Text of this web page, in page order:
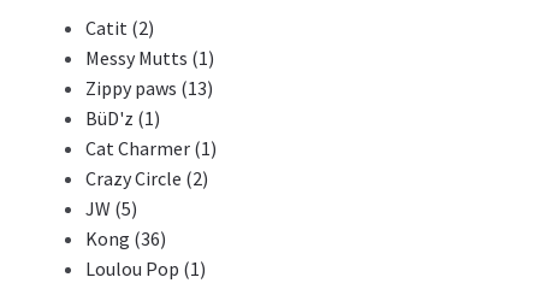
Catit (2)
Messy Mutts (1)
Zippy paws (13)
BüD'z (1)
Cat Charmer (1)
Crazy Circle (2)
JW (5)
Kong (36)
Loulou Pop (1)